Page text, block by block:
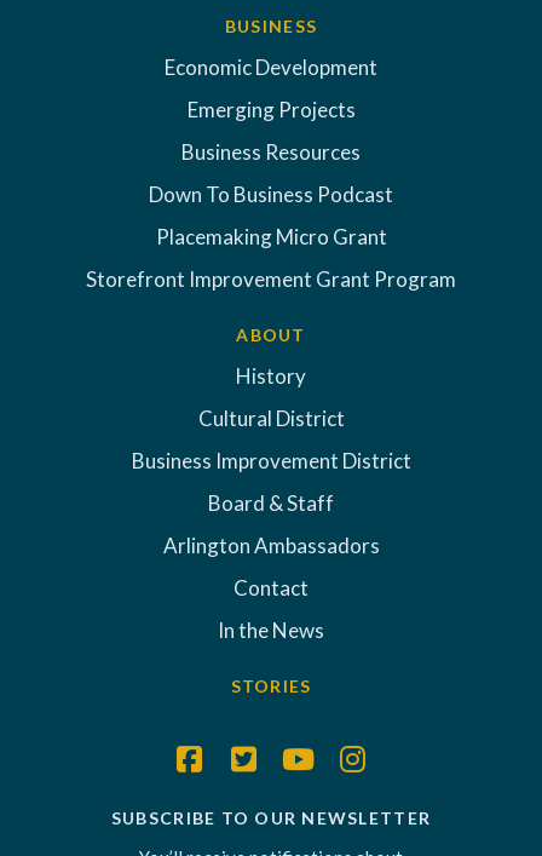
BUSINESS
Economic Development
Emerging Projects
Business Resources
Down To Business Podcast
Placemaking Micro Grant
Storefront Improvement Grant Program
ABOUT
History
Cultural District
Business Improvement District
Board & Staff
Arlington Ambassadors
Contact
In the News
STORIES
SUBSCRIBE TO OUR NEWSLETTER